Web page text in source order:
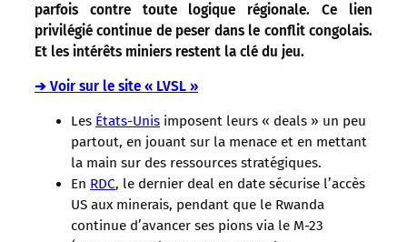
parfois contre toute logique régionale. Ce lien
privilégié continue de peser dans le conflit congolais.
Et les intérêts miniers restent la clé du jeu.
➔ Voir sur le site « LVSL »
Les États-Unis imposent leurs « deals » un peu
partout, en jouant sur la menace et en mettant
la main sur des ressources stratégiques.
En RDC, le dernier deal en date sécurise l’accès
US aux minerais, pendant que le Rwanda
continue d’avancer ses pions via le M-23